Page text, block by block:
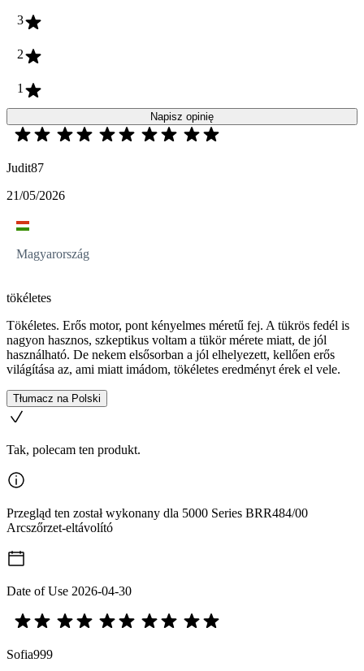
3
2
1
Napisz opinię
Judit87
21/05/2026
Magyarország
tökéletes
Tökéletes. Erős motor, pont kényelmes méretű fej. A tükrös fedél is
nagyon hasznos, szkeptikus voltam a tükör mérete miatt, de jól
használható. De nekem elsősorban a jól elhelyezett, kellően erős
világítása az, ami miatt imádom, tökéletes eredményt érek el vele.
Tłumacz na Polski
Tak, polecam ten produkt.
Przegląd ten został wykonany dla 5000 Series BRR484/00
Arcszőrzet-eltávolító
Date of Use 2026-04-30
Sofia999